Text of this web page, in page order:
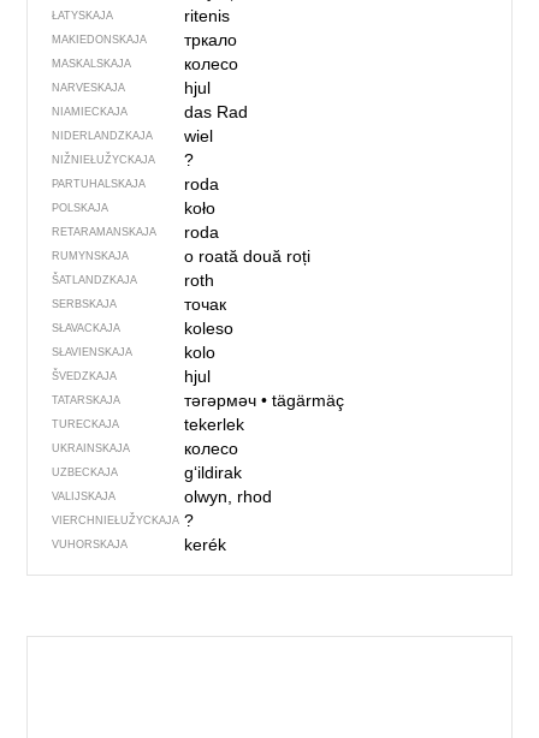
ŁATYSKAJA ritenis
MAKIEDONSKAJA тркало
MASKALSKAJA колесо
NARVESKAJA hjul
NIAMIECKAJA das Rad
NIDERLANDZKAJA wiel
NIŽNIEŁUŽYCKAJA ?
PARTUHALSKAJA roda
POLSKAJA koło
RETARAMANSKAJA roda
RUMYNSKAJA o roatădouă roți
ŠATLANDZKAJA roth
SERBSKAJA точак
SŁAVACKAJA koleso
SŁAVIENSKAJA kolo
ŠVEDZKAJA hjul
TATARSKAJA тәгәрмәч• tägärmäç
TURECKAJA tekerlek
UKRAINSKAJA колесо
UZBECKAJA gʻildirak
VALIJSKAJA olwyn, rhod
VIERCHNIE­ŁUŽYCKAJA ?
VUHORSKAJA kerék